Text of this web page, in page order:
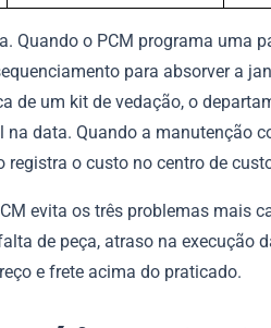
Quando o PCM programa uma
para absorver a
de um kit de vedação, o
na data. Quando a manutenção
registra o custo no centro de
evita os três problemas mais
de peça, atraso na execução
e frete acima do praticado.